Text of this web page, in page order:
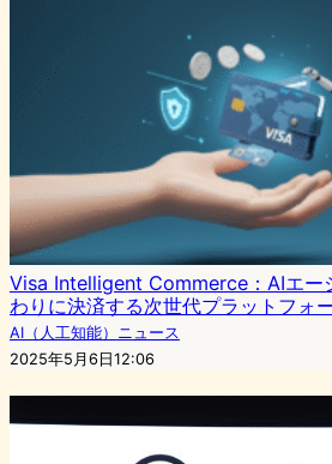
Visa Intelligent Commerce：AIエー
わりに決済する次世代プラットフォ
AI（人工知能）ニュース
2025年5月6日12:06